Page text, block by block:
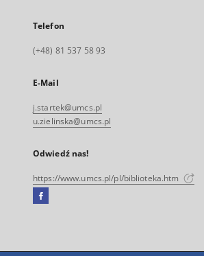
Telefon
(+48) 81 537 58 93
E-Mail
j.startek@umcs.pl
u.zielinska@umcs.pl
Odwiedź nas!
https://www.umcs.pl/pl/biblioteka.htm
Facebook
się